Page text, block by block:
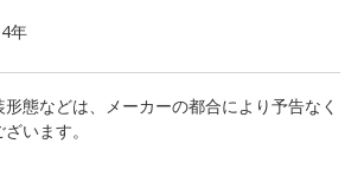
4年
態などは、メーカーの都合により予告なく
います。